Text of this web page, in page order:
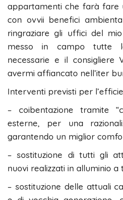
appartamenti che farà fare
con ovvii benefici
ringraziare gli uffici del
messo in campo tutte
necessarie e il consigliere
avermi affiancato nell’iter
Interventi previsti per
– coibentazione tramite
esterne, per una
garantendo un miglior
– sostituzione di tutti gli
nuovi realizzati in alluminio a
– sostituzione delle attuali